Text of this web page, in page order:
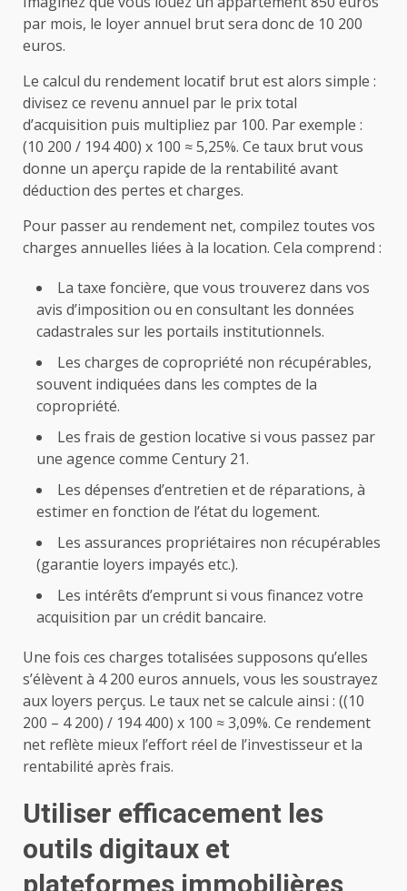
par mois, le loyer annuel brut sera donc de 10 200
euros.
Le calcul du rendement locatif brut est alors simple :
divisez ce revenu annuel par le prix total
d’acquisition puis multipliez par 100. Par exemple :
(10 200 / 194 400) x 100 ≈ 5,25%. Ce taux brut vous
donne un aperçu rapide de la rentabilité avant
déduction des pertes et charges.
Pour passer au rendement net, compilez toutes vos
charges annuelles liées à la location. Cela comprend :
La taxe foncière, que vous trouverez dans vos
avis d’imposition ou en consultant les données
cadastrales sur les portails institutionnels.
Les charges de copropriété non récupérables,
souvent indiquées dans les comptes de la
copropriété.
Les frais de gestion locative si vous passez par
une agence comme Century 21.
Les dépenses d’entretien et de réparations, à
estimer en fonction de l’état du logement.
Les assurances propriétaires non récupérables
(garantie loyers impayés etc.).
Les intérêts d’emprunt si vous financez votre
acquisition par un crédit bancaire.
Une fois ces charges totalisées supposons qu’elles
s’élèvent à 4 200 euros annuels, vous les soustrayez
aux loyers perçus. Le taux net se calcule ainsi : ((10
200 – 4 200) / 194 400) x 100 ≈ 3,09%. Ce rendement
net reflète mieux l’effort réel de l’investisseur et la
rentabilité après frais.
Utiliser efficacement les
outils digitaux et
plateformes immobilières